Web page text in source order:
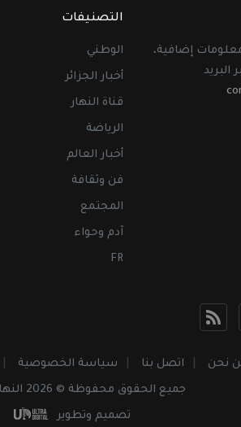
إضافية،
البريد
التصنيفات
الوطني
أخبار الجزائر
قناة النهار
الرياضة
أخبار العالم
فن وثقافة
المجتمع
آدم وحواء
FR
نحن اتصل بنا سياسة الخصوصية
جميع الحقوق محفوظة © 2026 النهار أونلاين
تصميم وتطوير